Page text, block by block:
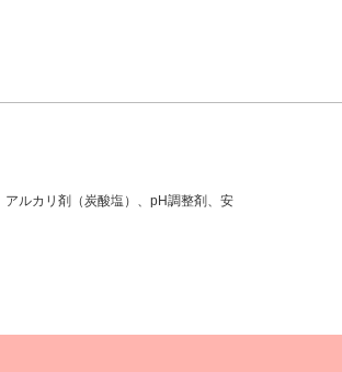
ルカリ剤（炭酸塩）、pH調整剤、安